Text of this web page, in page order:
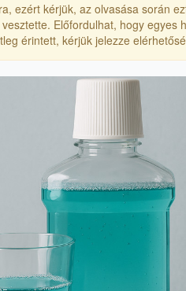
ezért kérjük, az olvasása során
Előfordulhat, hogy
érintett, kérjük jelezze